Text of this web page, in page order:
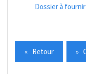
Dossier à fournir
« Retour